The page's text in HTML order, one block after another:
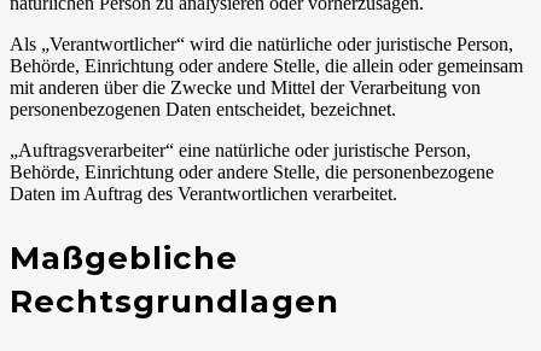
Als „Verantwortlicher“ wird die natürliche oder juristische Person,
Behörde, Einrichtung oder andere Stelle, die allein oder gemeinsam
mit anderen über die Zwecke und Mittel der Verarbeitung von
personenbezogenen Daten entscheidet, bezeichnet.
„Auftragsverarbeiter“ eine natürliche oder juristische Person,
Behörde, Einrichtung oder andere Stelle, die personenbezogene
Daten im Auftrag des Verantwortlichen verarbeitet.
Maßgebliche
Rechtsgrundlagen